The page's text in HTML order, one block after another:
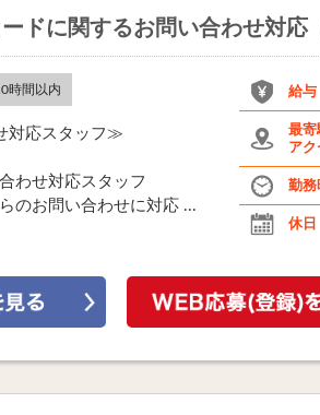
ドに関するお問い合わせ対応
時間以内
対応スタッフ≫
わせ対応スタッフ
のお問い合わせに対応 ...
給与
最寄
アク
勤務
休日